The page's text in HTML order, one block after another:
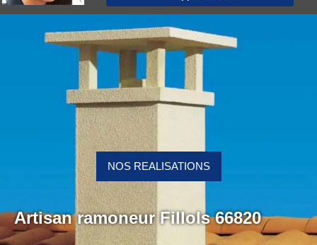
Artisan ramoneur Fillols 66820
NOS REALISATIONS